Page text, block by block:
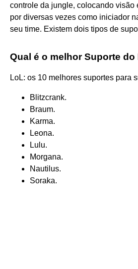
controle da jungle, colocando visão
por diversas vezes como iniciador
seu time. Existem dois tipos de
Qual é o melhor Suporte do
LoL: os 10 melhores suportes para
Blitzcrank.
Braum.
Karma.
Leona.
Lulu.
Morgana.
Nautilus.
Soraka.